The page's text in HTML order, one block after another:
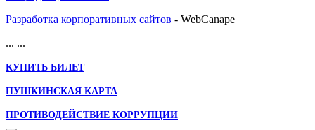
Разработка корпоративных сайтов - WebCanape
... ...
КУПИТЬ БИЛЕТ
ПУШКИНСКАЯ КАРТА
ПРОТИВОДЕЙСТВИЕ КОРРУПЦИИ